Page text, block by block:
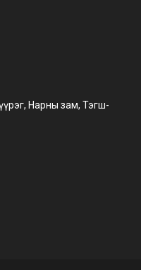
Нарны зам, Тэгш-